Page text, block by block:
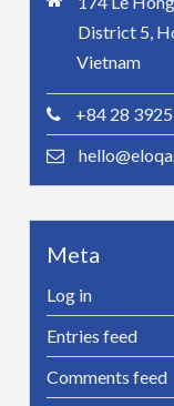
District 5,
Vietnam
+84 28
Meta
Log in
Entries feed
Comments feed